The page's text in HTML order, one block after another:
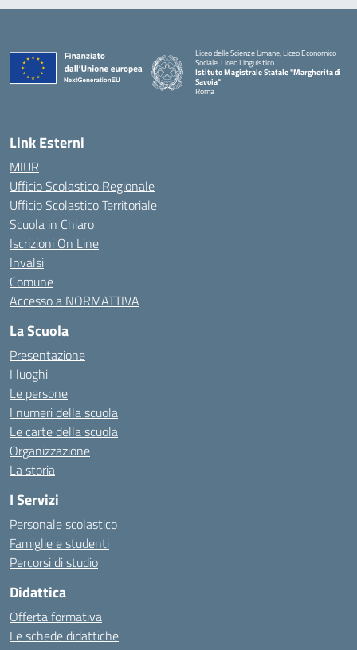
Liceo delle Scienze Umane, Liceo Economico
Sociale, Liceo Linguistico
Istituto Magistrale Statale "Margherita di
Savoia"
Roma
Link Esterni
MIUR
Ufficio Scolastico Regionale
Ufficio Scolastico Territoriale
Scuola in Chiaro
Iscrizioni On Line
Invalsi
Comune
Accesso a NORMATTIVA
La Scuola
Presentazione
I luoghi
Le persone
I numeri della scuola
Le carte della scuola
Organizzazione
La storia
I Servizi
Personale scolastico
Famiglie e studenti
Percorsi di studio
Didattica
Offerta formativa
Le schede didattiche